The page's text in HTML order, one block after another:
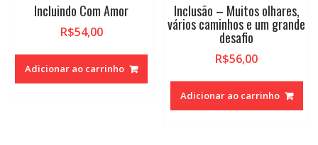
Incluindo Com Amor
R$54,00
Adicionar ao carrinho
Inclusão – Muitos olhares,
vários caminhos e um grande
desafio
R$56,00
Adicionar ao carrinho